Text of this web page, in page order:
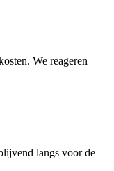
We reageren
langs voor de